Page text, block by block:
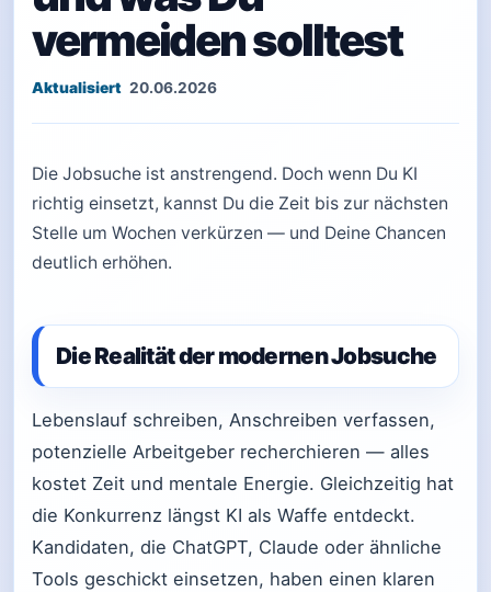
vermeiden solltest
20.06.2026
Die Jobsuche ist anstrengend. Doch wenn Du KI
richtig einsetzt, kannst Du die Zeit bis zur nächsten
Stelle um Wochen verkürzen — und Deine Chancen
deutlich erhöhen.
Die Realität der modernen Jobsuche
Lebenslauf schreiben, Anschreiben verfassen,
potenzielle Arbeitgeber recherchieren — alles
kostet Zeit und mentale Energie. Gleichzeitig hat
die Konkurrenz längst KI als Waffe entdeckt.
Kandidaten, die ChatGPT, Claude oder ähnliche
Tools geschickt einsetzen, haben einen klaren